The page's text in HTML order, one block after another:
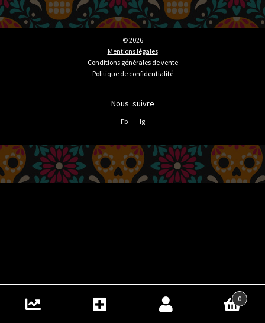
© 2026
Mentions légales
Conditions générales de vente
Politique de confidentialité
0
Fb Ig
Nous suivre